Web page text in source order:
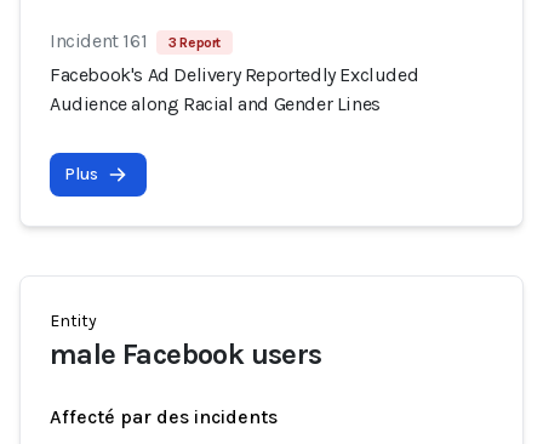
Incident 161 3 Report
Facebook's Ad Delivery Reportedly Excluded
Audience along Racial and Gender Lines
Plus
Entity
male Facebook users
Affecté par des incidents